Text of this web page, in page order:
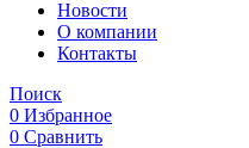
Новости
O компании
Контакты
Поиск
0 Избранное
0 Сравнить